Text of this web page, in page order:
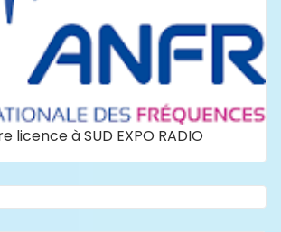
licence à SUD EXPO RADIO